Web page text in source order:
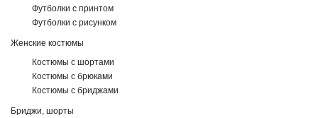
Футболки с принтом
Футболки с рисунком
Женские костюмы
Костюмы с шортами
Костюмы с брюками
Костюмы с бриджами
Бриджи, шорты